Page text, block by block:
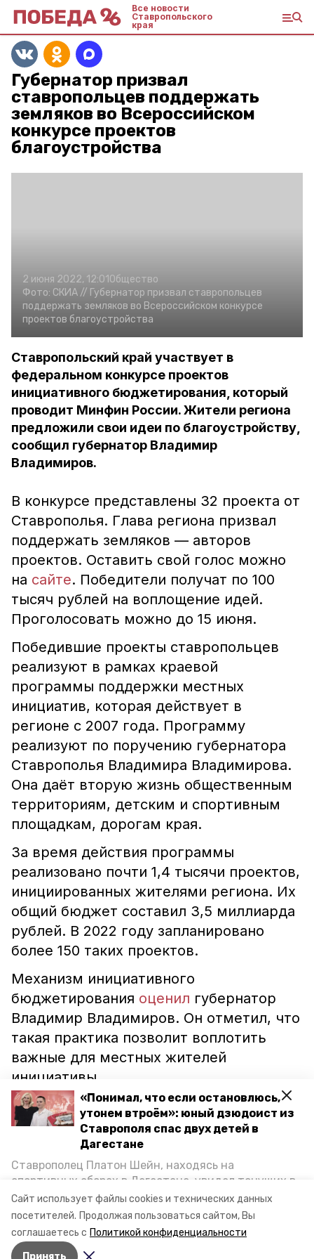
Сайт использует файлы cookies и технических данных
посетителей. Продолжая пользоваться сайтом, Вы
соглашаетесь с Политикой конфиденциальности
Принять
«Понимал, что если остановлюсь,
утонем втроём»: юный дзюдоист из
Ставрополя спас двух детей в
Дагестане
Ставрополец Платон Шейн, находясь на
спортивных сборах в Дегестане, увидел тонущих в
Каспийском море детей и бросился на помощь. По
возвращении домой, отважного мальчика
пригласили в министерство образования края и
наградили. Корреспондент «Победы26» пообщался
Все новости
Ставропольского
края
Губернатор призвал
ставропольцев поддержать
земляков во Всероссийском
конкурсе проектов
благоустройства
2 июня 2022, 12:01Общество
Фото: СКИА // Губернатор призвал ставропольцев
поддержать земляков во Всероссийском конкурсе
проектов благоустройства
Ставропольский край участвует в
федеральном конкурсе проектов
инициативного бюджетирования, который
проводит Минфин России. Жители региона
предложили свои идеи по благоустройству,
сообщил губернатор Владимир
Владимиров.
В конкурсе представлены 32 проекта от
Ставрополья. Глава региона призвал
поддержать земляков — авторов
проектов. Оставить свой голос можно
на сайте. Победители получат по 100
тысяч рублей на воплощение идей.
Проголосовать можно до 15 июня.
Победившие проекты ставропольцев
реализуют в рамках краевой
программы поддержки местных
инициатив, которая действует в
регионе с 2007 года. Программу
реализуют по поручению губернатора
Ставрополья Владимира Владимирова.
Она даёт вторую жизнь общественным
территориям, детским и спортивным
площадкам, дорогам края.
За время действия программы
реализовано почти 1,4 тысячи проектов,
инициированных жителями региона. Их
общий бюджет составил 3,5 миллиарда
рублей. В 2022 году запланировано
более 150 таких проектов.
Механизм инициативного
бюджетирования оценил губернатор
Владимир Владимиров. Он отметил, что
такая практика позволит воплотить
важные для местных жителей
инициативы.
ставропольский край
губернатор владимир владимиров
программа поддержки местных инициатив
Авторы: Алина Журавлёва